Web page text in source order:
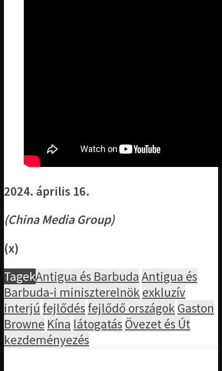
2024. április 16.
(China Media Group)
(x)
TagekAntigua és Barbuda Antigua és
Barbuda-i miniszterelnökexkluzív
interjú fejlődés fejlődő országokGaston
Browne Kína látogatás Övezet és Út
kezdeményezés